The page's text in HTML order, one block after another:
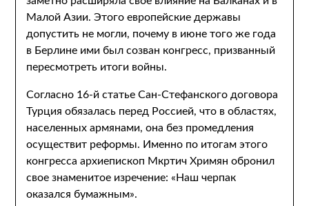
Малой Азии. Этого европейские державы
допустить не могли, почему в июне того же года
в Берлине ими был созван конгресс, призванный
пересмотреть итоги войны.
Согласно 16-й статье Сан-Стефанского договора
Турция обязалась перед Россией, что в областях,
населенных армянами, она без промедления
осуществит реформы. Именно по итогам этого
конгресса архиепископ Мкртич Хримян обронил
свое знаменитое изречение: «Наш черпак
оказался бумажным».